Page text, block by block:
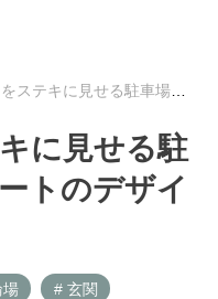
せる駐車場とサイクルポートのデザイン Vol.1
に見せる駐
トのデザイ
場 # 玄関